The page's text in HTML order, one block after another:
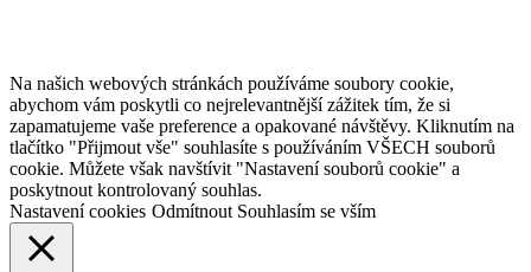
Na našich webových stránkách používáme soubory cookie,
abychom vám poskytli co nejrelevantnější zážitek tím, že si
zapamatujeme vaše preference a opakované návštěvy. Kliknutím na
tlačítko "Přijmout vše" souhlasíte s používáním VŠECH souborů
cookie. Můžete však navštívit "Nastavení souborů cookie" a
poskytnout kontrolovaný souhlas.
Nastavení cookies Odmítnout Souhlasím se vším